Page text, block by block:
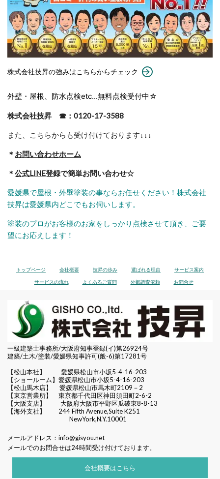
株式会社技昇の強みはこちらからチェック
外壁・屋根、防水点検etc...無料点検受付中☆
株式会社技昇 ☎：0120-17-3588
また、こちらからも受け付けております↓↓↓
＊ お問い合わせホーム
＊ 公式LINE登録で簡単お問い合わせ☆
愛媛県で屋根・外壁塗装の事ならお任せください！株式会社
技昇は愛媛県内どこでもお伺いします。
塗装のプロがお客様のお家をしっかり点検させて頂き、ご要
望にお応えします！
トップページ 会社概要 技昇の歩み 選ばれる理由 サービス案内
サービスの流れ よくあるご質問 外部調査依頼 お問合せ
一級建築士事務所/大阪府知事登録(イ)第26924号
建築/土木/塗装/愛媛県知事許可(般-6)第17281号
【松山本社】
愛媛県松山市小坂5-4-16-203
【ショールーム】愛媛県松山市小坂5-4-16-203
【松山馬木店】 愛媛県松山市馬木町2109－2
【東京営業所】 東京都千代田区神田須田町2-6-2
【大阪支店】 大阪府大阪市平野区瓜破東8-8-13
【海外支社】 244 Fifth Avenue,Suite K251
NewYork,N.Y.10001
メールアドレス： info@gisyou.net
メールでのお問合せは24時間受け付けております。
会社概要はこちら